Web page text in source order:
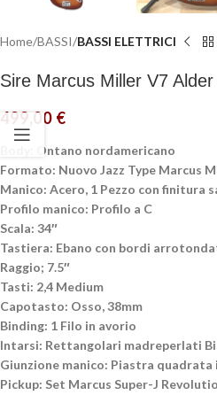
Home BASSI BASSI ELETTRICI
Sire Marcus Miller V7
499,00 €
Body: Ontano nordamericano
Formato: Nuovo Jazz Type Marcus
Manico: Acero, 1 Pezzo con finitura
Profilo manico: Profilo a C
Scala: 34″
Tastiera: Ebano con bordi
Raggio; 7.5″
Tasti: 2,4 Medium
Capotasto: Osso, 38mm
Binding: 1 Filo in avorio
Intarsi: Rettangolari madreperlati
Giunzione manico: Piastra quadrata
Pickup: Set Marcus Super-J